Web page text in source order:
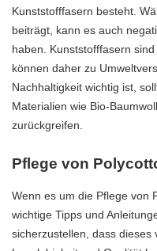
Kunststofffasern besteht.
beiträgt, kann es auch
haben. Kunststofffasern
können daher zu
Nachhaltigkeit wichtig ist,
Materialien wie Bio-
zurückgreifen.
Pflege von
Wenn es um die Pflege von
wichtige Tipps und
sicherzustellen, dass dieses